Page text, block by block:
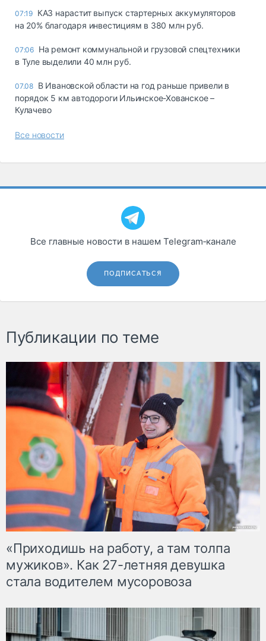
07:19 КАЗ нарастит выпуск стартерных аккумуляторов
на 20% благодаря инвестициям в 380 млн руб.
07:06 На ремонт коммунальной и грузовой спецтехники
в Туле выделили 40 млн руб.
07.08 В Ивановской области на год раньше привели в
порядок 5 км автодороги Ильинское-Хованское –
Кулачево
Все новости
Все главные новости в нашем Telegram‑канале
ПОДПИСАТЬСЯ
Публикации по теме
«Приходишь на работу, а там толпа
мужиков». Как 27-летняя девушка
стала водителем мусоровоза